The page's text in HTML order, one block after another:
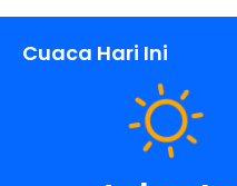
Cuaca Hari Ini